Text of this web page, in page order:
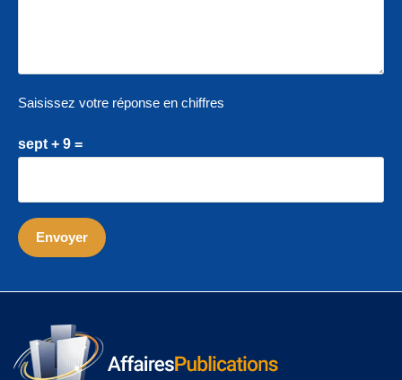
Saisissez votre réponse en chiffres
sept + 9 =